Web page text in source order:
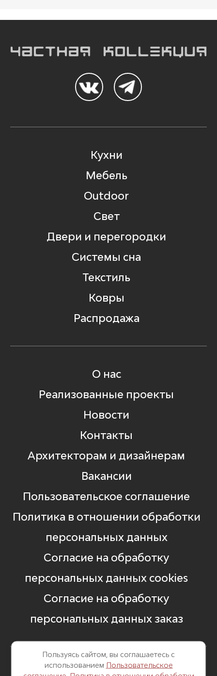
Пользуясь сайтом, вы соглашаетесь с
использованием Пользовательское
Кухни
Мебель
Outdoor
Свет
Двери и перегородки
Системы сна
Текстиль
Ковры
Распродажа
О нас
Реализованные проекты
Новости
Контакты
Архитекторам и дизайнерам
Вакансии
Пользовательское соглашение
Политика в отношении обработки
персональных данных
Согласие на обработку
персональных данных cookies
Согласие на обработку
персональных данных заказ
8 499 248 13 82